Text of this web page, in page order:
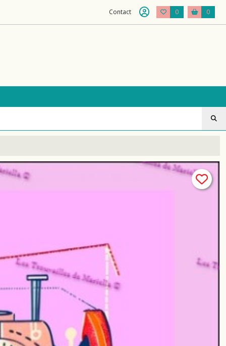
Contact 0 0